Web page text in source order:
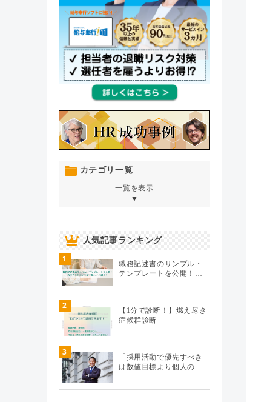
カテゴリ一覧
一覧を表示
▼
人材育成・開発・研修 （106）
エンゲージメント（104）
パフォーマンス管理（112）
人気記事ランキング
1
職務記述書のサンプル・
テンプレートを公開！…
2
【1分で診断！】燃え尽き
症候群診断
3
「採用活動で優先すべき
は数値目標より個人の…